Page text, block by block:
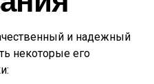
и надежный
некоторые его